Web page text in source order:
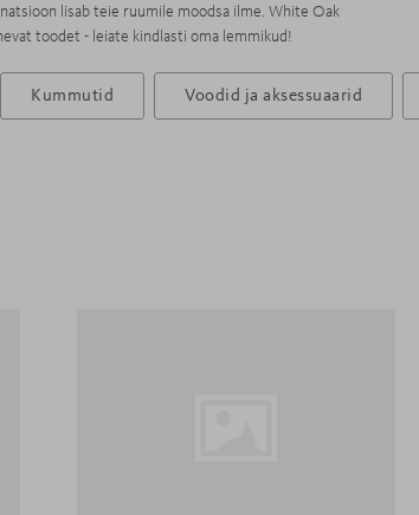
lisab teie ruumile moodsa ilme. White Oak
toodet - leiate kindlasti oma lemmikud!
Kummutid Voodid ja aksessuaarid